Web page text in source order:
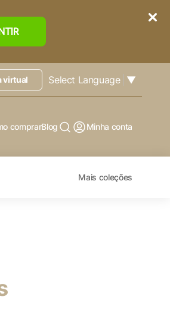
virtual Select Language ▼
comprarBlog Minha conta
Mais coleções